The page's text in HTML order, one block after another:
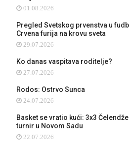
01.08.2026
Pregled Svetskog prvenstva u
Crvena furija na krovu sveta
29.07.2026
Ko danas vaspitava roditelje?
27.07.2026
Rodos: Ostrvo Sunca
24.07.2026
Basket se vratio kući: 3x3
turnir u Novom Sadu
22.07.2026